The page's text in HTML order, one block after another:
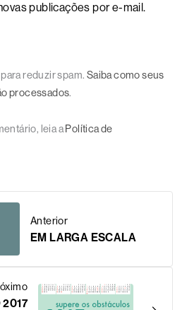
publicações por e-mail.
reduzir spam. Saiba como seus
processados.
leia aPolítica de
Anterior
EM LARGA ESCALA
2017